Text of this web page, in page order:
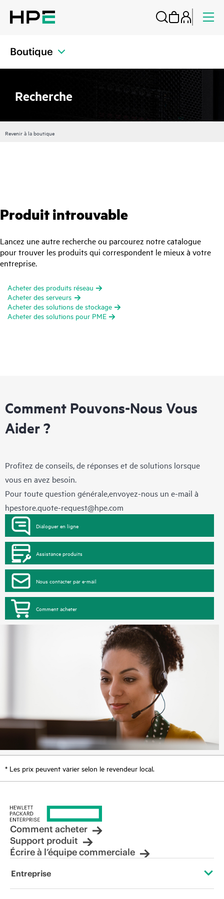
Boutique
Recherche
Revenir à la boutique
Produit introuvable
Lancez une autre recherche ou parcourez notre catalogue
pour trouver les produits qui correspondent le mieux à votre
entreprise.
Acheter des produits réseau
Acheter des serveurs
Acheter des solutions de stockage
Acheter des solutions pour PME
Comment Pouvons-Nous Vous
Aider ?
Profitez de conseils, de réponses et de solutions lorsque
vous en avez besoin.
Pour toute question générale,envoyez-nous un e-mail à
hpestore.quote-request@hpe.com
Dialoguer en ligne
Assistance produits
Nous contacter par e-mail
Comment acheter
* Les prix peuvent varier selon le revendeur local.
Comment acheter
Support produit
Écrire à l’équipe commerciale
Entreprise